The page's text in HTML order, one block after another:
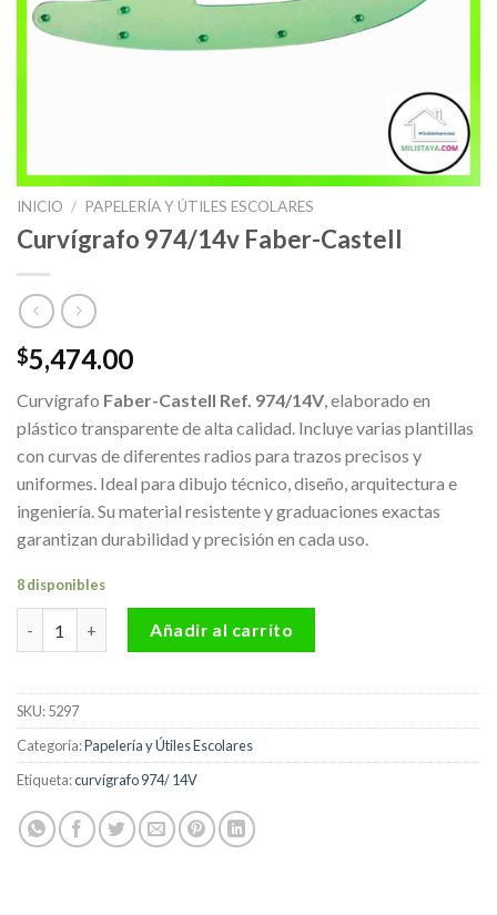
INICIO / PAPELERÍA Y ÚTILES ESCOLARES
Curvígrafo 974/14v Faber-Castell
$5,474.00
Curvígrafo Faber-Castell Ref. 974/14V, elaborado en
plástico transparente de alta calidad. Incluye varias plantillas
con curvas de diferentes radios para trazos precisos y
uniformes. Ideal para dibujo técnico, diseño, arquitectura e
ingeniería. Su material resistente y graduaciones exactas
garantizan durabilidad y precisión en cada uso.
8 disponibles
Añadir al carrito
SKU:5297
Categoría:Papelería y Útiles Escolares
Etiqueta:curvígrafo 974/ 14V